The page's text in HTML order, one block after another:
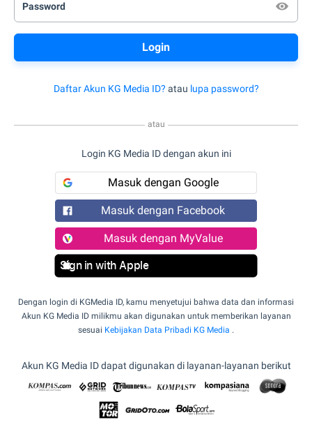
Password
Daftar Akun KG Media ID? atau lupa password?
atau
Login KG Media ID dengan akun ini
Masuk dengan Google
Masuk dengan Facebook
Masuk dengan MyValue
Sign in with Apple
Dengan login di KGMedia ID, kamu menyetujui bahwa data dan informasi
Akun KG Media ID milikmu akan digunakan untuk memberikan layanan
sesuai Kebijakan Data Pribadi KG Media .
Akun KG Media ID dapat digunakan di layanan-layanan berikut